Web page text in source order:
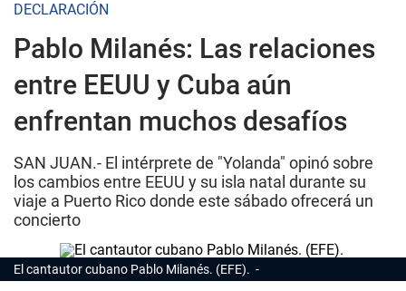
DECLARACIÓN
Pablo Milanés: Las relaciones
entre EEUU y Cuba aún
enfrentan muchos desafíos
SAN JUAN.- El intérprete de "Yolanda" opinó sobre
los cambios entre EEUU y su isla natal durante su
viaje a Puerto Rico donde este sábado ofrecerá un
concierto
El cantautor cubano Pablo Milanés. (EFE).